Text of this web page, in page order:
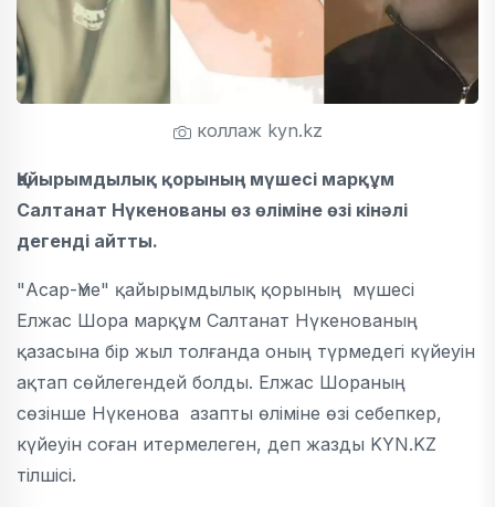
коллаж kyn.kz
Қайырымдылық қорының мүшесі марқұм
Салтанат Нүкенованы өз өліміне өзі кінәлі
дегенді айтты.
"Асар-Үме" қайырымдылық қорының мүшесі
Елжас Шора марқұм Салтанат Нүкенованың
қазасына бір жыл толғанда оның түрмедегі күйеуін
ақтап сөйлегендей болды. Елжас Шораның
сөзінше Нүкенова азапты өліміне өзі себепкер,
күйеуін соған итермелеген, деп жазды KYN.KZ
тілшісі.